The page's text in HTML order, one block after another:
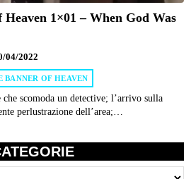
1×01 – When God Was
04/2022
BANNER OF HEAVEN
scomoda un detective; l’arrivo sulla
perlustrazione dell’area;…